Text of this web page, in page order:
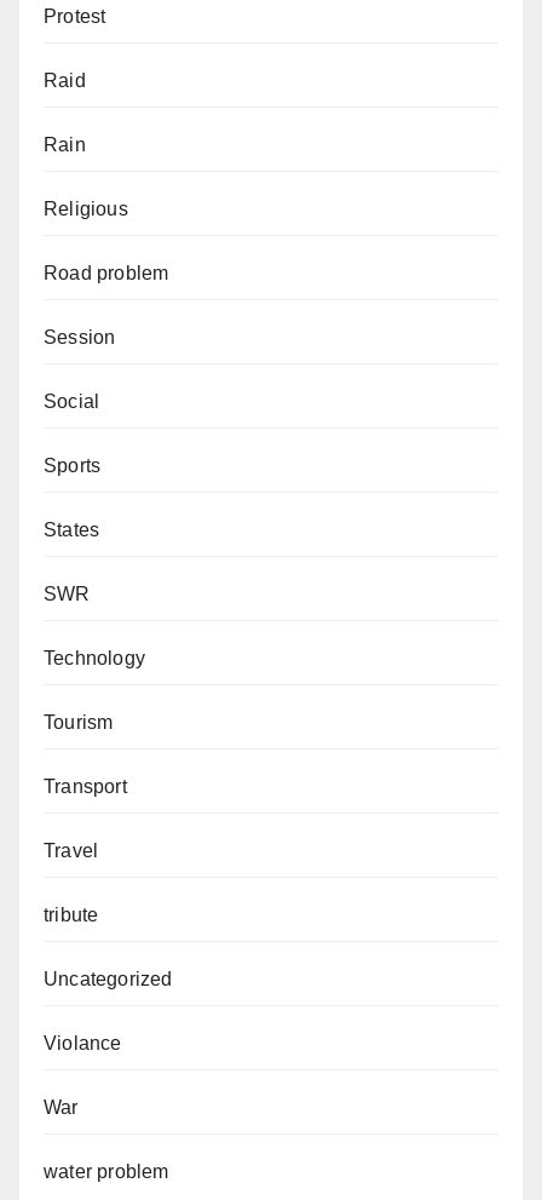
Protest
Raid
Rain
Religious
Road problem
Session
Social
Sports
States
SWR
Technology
Tourism
Transport
Travel
tribute
Uncategorized
Violance
War
water problem